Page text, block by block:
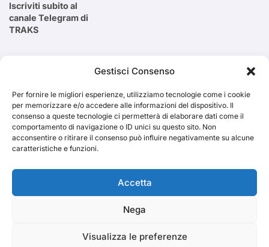
Gestisci Consenso
Per fornire le migliori esperienze, utilizziamo tecnologie come i cookie
per memorizzare e/o accedere alle informazioni del dispositivo. Il
consenso a queste tecnologie ci permetterà di elaborare dati come il
comportamento di navigazione o ID unici su questo sito. Non
acconsentire o ritirare il consenso può influire negativamente su alcune
caratteristiche e funzioni.
Accetta
Nega
Visualizza le preferenze
Iscriviti subito al
canale Telegram di
TRAKS
Cerca
TRAKS
Dal 2014 musica indipendente ed emergente